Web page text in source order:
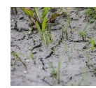
a
a
r
v
a
n
o
u
d
t
P
o